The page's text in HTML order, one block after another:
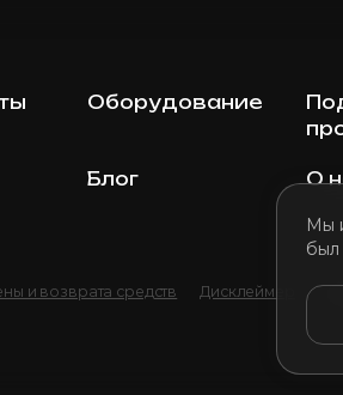
Мы
был
Оборудование
Блог О
и возврата средств Дисклеймер